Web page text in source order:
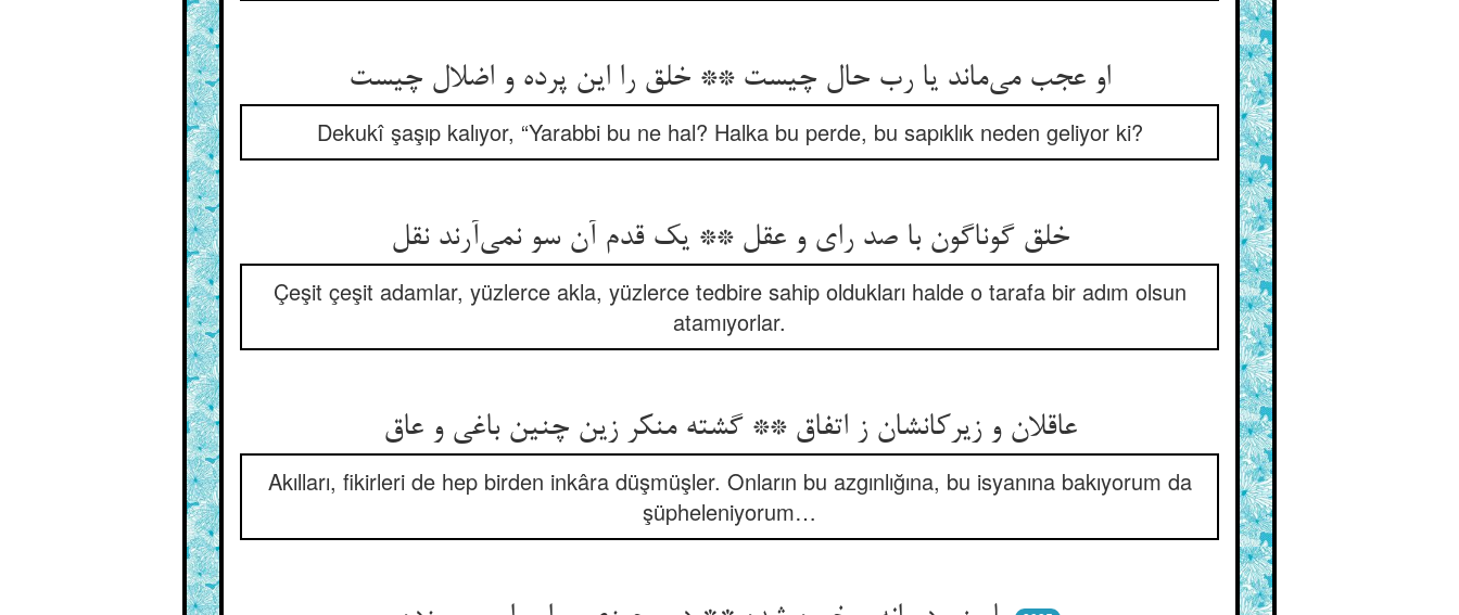
او عجب می‌ماند یا رب حال چیست ** خلق را این پرده و اضلال چیست
Dekukî şaşıp kalıyor, “Yarabbi bu ne hal? Halka bu perde, bu sapıklık neden geliyor ki?
خلق گوناگون با صد رای و عقل ** یک قدم آن سو نمی‌آرند نقل
Çeşit çeşit adamlar, yüzlerce akla, yüzlerce tedbire sahip oldukları halde o tarafa bir adım olsun
atamıyorlar.
عاقلان و زیرکانشان ز اتفاق ** گشته منکر زین چنین باغی و عاق
Akılları, fikirleri de hep birden inkâra düşmüşler. Onların bu azgınlığına, bu isyanına bakıyorum da
şüpheleniyorum…